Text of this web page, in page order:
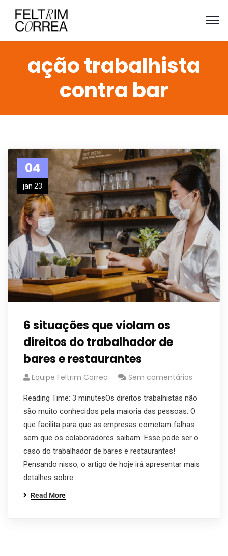
ação trabalhista
contra bar
04
jan 23
6 situações que violam os
direitos do trabalhador de
bares e restaurantes
Equipe Feltrim Correa Sem comentários
Reading Time: 3 minutesOs direitos trabalhistas não
são muito conhecidos pela maioria das pessoas. O
que facilita para que as empresas cometam falhas
sem que os colaboradores saibam. Esse pode ser o
caso do trabalhador de bares e restaurantes!
Pensando nisso, o artigo de hoje irá apresentar mais
detalhes sobre…
Read More